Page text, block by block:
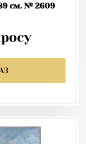
см. № 2609